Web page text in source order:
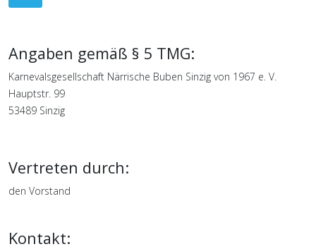
Angaben gemäß § 5 TMG:
Karnevalsgesellschaft Närrische Buben Sinzig von 1967 e. V.
Hauptstr. 99
53489 Sinzig
Vertreten durch:
den Vorstand
Kontakt: